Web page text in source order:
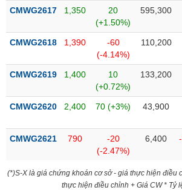
Cổ
chi
tiết
Tổng
quan
Giao
dịch
Tài
chính
tích
CMWG2617 1,350
20
(+1.50%)
595,300
CMWG2618 1,390
-60
(-4.14%)
110,200
CMWG2619 1,400
10
(+0.72%)
133,200
CMWG2620 2,400 70 (+3%) 43,900
CMWG2621 790
-20
(-2.47%)
6,400
(*)S-X là giá chứng khoán cơ sở - giá thực hiện điều
thực hiện điều chỉnh + Giá CW * Tỷ
MỚI
Ngành
(-)
VS-